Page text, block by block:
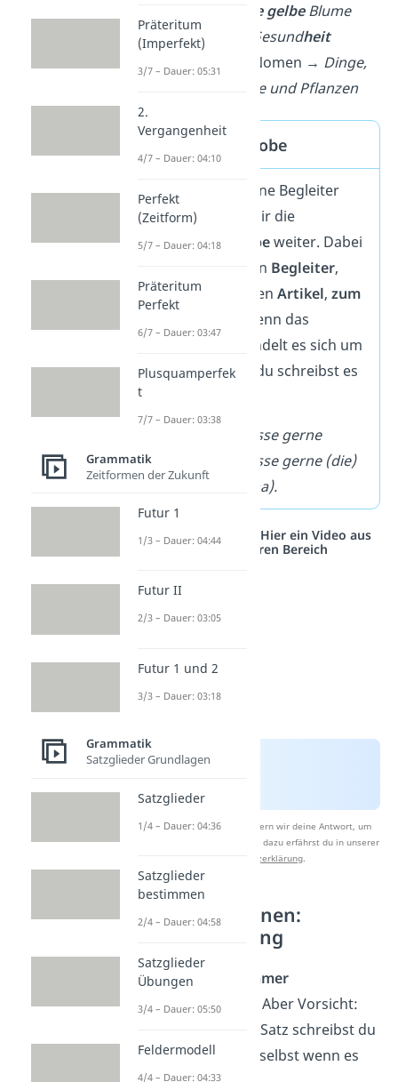
die gelbeBlume
Endungen →
Gesundheit
Gruppen von Nomen → Dinge,
Personen, Tiere und Pflanzen
Ergänzungsprobe
Wenn du gar keine Begleiter
entdeckst, hilft dir die
Ergänzungsprobeweiter. Dabei
denkst du dir den Begleiter,
zum Beispiel einen Artikel, zum
dazu. Wenn das
funktioniert, handelt es sich um
ein Nomen und du schreibst es
Ich esse gerne
Nudeln
Ich esse gerne (die)
(von Oma).
Studyflix vernetzt: Hier ein Video aus
einem anderen Bereich
Nach Beantwortung speichern wir deine Antwort, um
Studyflix zu verbessern. Mehr dazu erfährst du in unserer
Datenschutzerklärung
Nomen erkennen:
Großschreibung
Nomen werden
immer
großgeschrieben
! Aber Vorsicht:
Das erste Wort im Satz schreibst du
auch immer groß, selbst wenn es
Präteritum
(Imperfekt)
3/7 – Dauer: 05:31
2.
Vergangenheit
4/7 – Dauer: 04:10
Perfekt
(Zeitform)
5/7 – Dauer: 04:18
Präteritum
Perfekt
6/7 – Dauer: 03:47
Plusquamperfek
t
7/7 – Dauer: 03:38
Grammatik
Zeitformen der Zukunft
Futur 1
1/3 – Dauer: 04:44
Futur II
2/3 – Dauer: 03:05
Futur 1 und 2
3/3 – Dauer: 03:18
Grammatik
Satzglieder Grundlagen
Satzglieder
1/4 – Dauer: 04:36
Satzglieder
bestimmen
2/4 – Dauer: 04:58
Satzglieder
Übungen
3/4 – Dauer: 05:50
Feldermodell
4/4 – Dauer: 04:33